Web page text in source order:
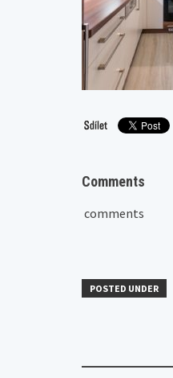
Comments
comments
POSTED UNDER